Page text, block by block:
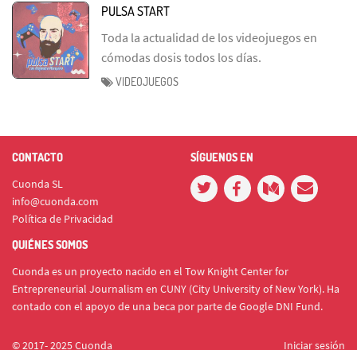
PULSA START
Toda la actualidad de los videojuegos en
cómodas dosis todos los días.
VIDEOJUEGOS
CONTACTO
Cuonda SL
info@cuonda.com
Política de Privacidad
SÍGUENOS EN
QUIÉNES SOMOS
Cuonda es un proyecto nacido en el Tow Knight Center for
Entrepreneurial Journalism en CUNY (City University of New York). Ha
contado con el apoyo de una beca por parte de Google DNI Fund.
© 2017- 2025 Cuonda Iniciar sesión